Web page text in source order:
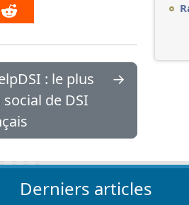
: le plus
de DSI
→
Derniers articles